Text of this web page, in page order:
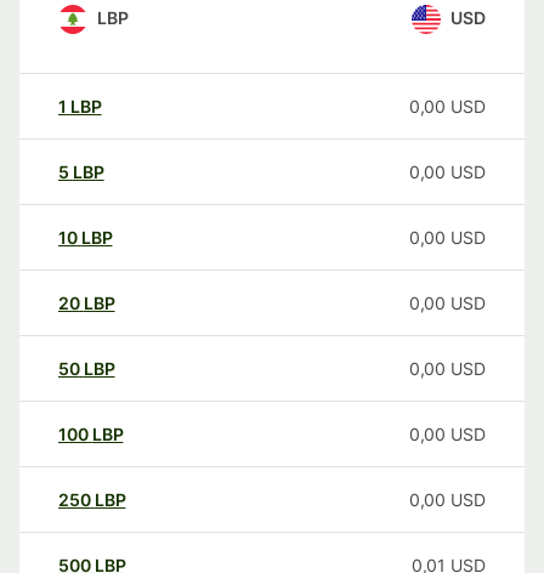
LBP USD
1 LBP 0,00 USD
5 LBP 0,00 USD
10 LBP 0,00 USD
20 LBP 0,00 USD
50 LBP 0,00 USD
100 LBP 0,00 USD
250 LBP 0,00 USD
500 LBP 0,01 USD